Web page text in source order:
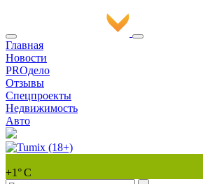
Главная
Новости
PROдело
Отзывы
Спецпроекты
Недвижимость
Авто
+1° С